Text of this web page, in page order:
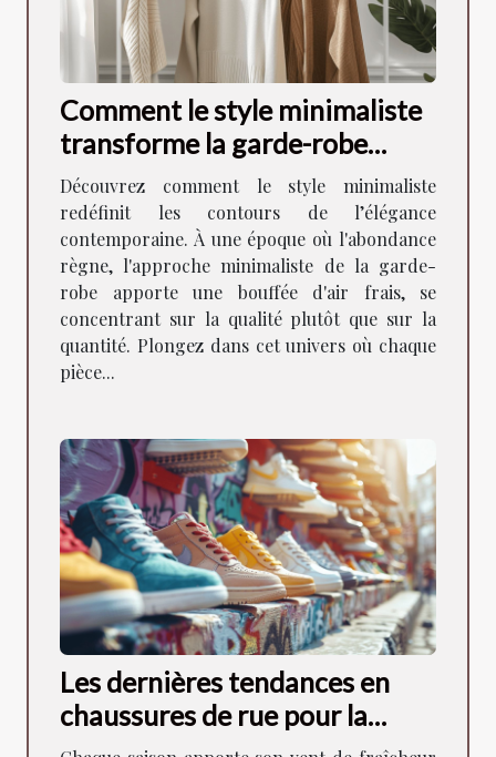
Comment le style minimaliste
transforme la garde-robe
moderne
Découvrez comment le style minimaliste
redéfinit les contours de l’élégance
contemporaine. À une époque où l'abondance
règne, l'approche minimaliste de la garde-
robe apporte une bouffée d'air frais, se
concentrant sur la qualité plutôt que sur la
quantité. Plongez dans cet univers où chaque
pièce...
Les dernières tendances en
chaussures de rue pour la
saison à venir